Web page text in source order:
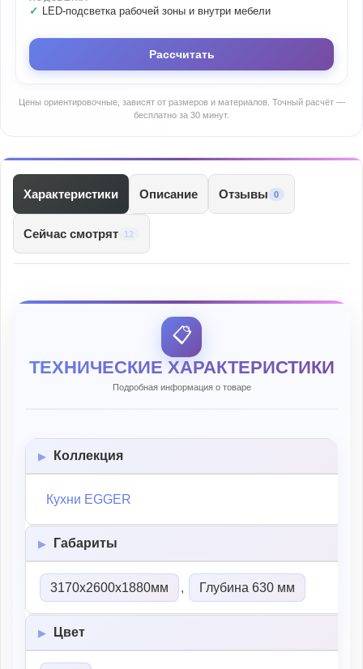
LED-подсветка рабочей зоны и внутри мебели
Рассчитать
Цены ориентировочные, зависят от размеров и материалов. Точный расчёт —
бесплатно за 30 минут.
Характеристики Описание Отзывы 0
Сейчас смотрят 12
📋
ТЕХНИЧЕСКИЕ ХАРАКТЕРИСТИКИ
Подробная информация о товаре
Коллекция
Кухни EGGER
Габариты
3170х2600х1880мм , Глубина 630 мм
Цвет